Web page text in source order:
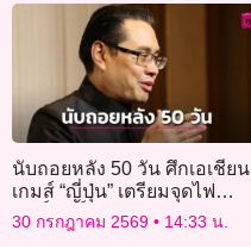
นับถอยหลัง 50 วัน ศึกเอเชียน
เกมส์ “ญี่ปุ่น” เตรียมจุดไฟ
ศักดิ์สิทธิ์ “กกท.” ส่งทีมศึกษา
มาตรฐานการจัด T SPORTS
30 กรกฎาคม 2569 14:33 น.